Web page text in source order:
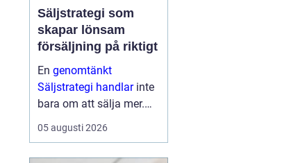
Säljstrategi som
skapar lönsam
försäljning på riktigt
En genomtänkt
Säljstrategi handlarinte
bara om att sälja mer.
Den handlar om att sälja
rätt saker, till rätt kunder,
05 augusti 2026